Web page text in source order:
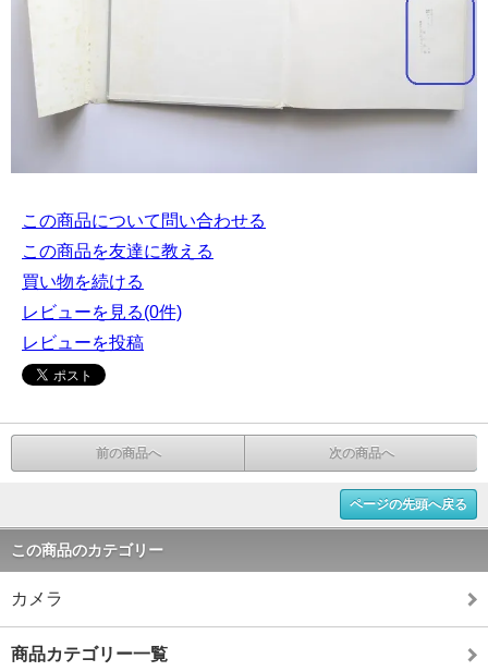
この商品について問い合わせる
この商品を友達に教える
買い物を続ける
レビューを見る(0件)
レビューを投稿
前の商品へ 次の商品へ
ページの先頭へ戻る
この商品のカテゴリー
カメラ
商品カテゴリー一覧